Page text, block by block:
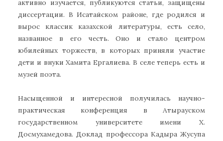
активно изучается, публикуются статьи, защищены
диссертации. В Исатайском районе, где родился и
вырос классик казахской литературы, есть село,
названное в его честь. Оно и стало центром
юбилейных торжеств, в которых приняли участие
дети и внуки Хамита Ергалиева. В селе теперь есть и
музей поэта.
Насыщенной и интересной получилась научно-
практическая конференция в Атырауском
государственном университете имени Х.
Досмухамедова. Доклад профессора Кадыра Жусупа